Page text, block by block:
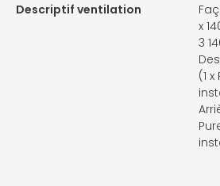
Descriptif ventilation
x
3
(1